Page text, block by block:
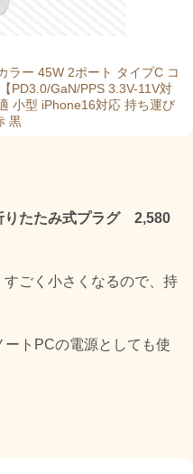
ラー 45W 2ポート タイプC コ
PD3.0/GaN/PPS 3.3V-11V対
小型 iPhone16対応 持ち運び
黒
りたたみ式プラグ 2,580
ごく小さくなるので、持
トPCの電源としても使